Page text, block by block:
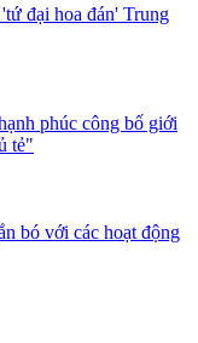
đại hoa đán' Trung
phúc công bố giới
tẻ"
bó với các hoạt động